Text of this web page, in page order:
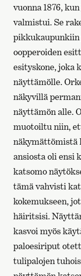
vuonna 1876, kun
valmistui. Se
pikkukaupunkiin
oopperoiden
esityskone, joka
näyttämölle.
näkyvillä
näyttämön alle.
muotoiltu niin,
näkymättömistä
ansiosta oli ensi
katsomo
tämä vahvisti
kokemukseen,
häiritsisi.
kasvoi myös
paloesiriput
tulipalojen